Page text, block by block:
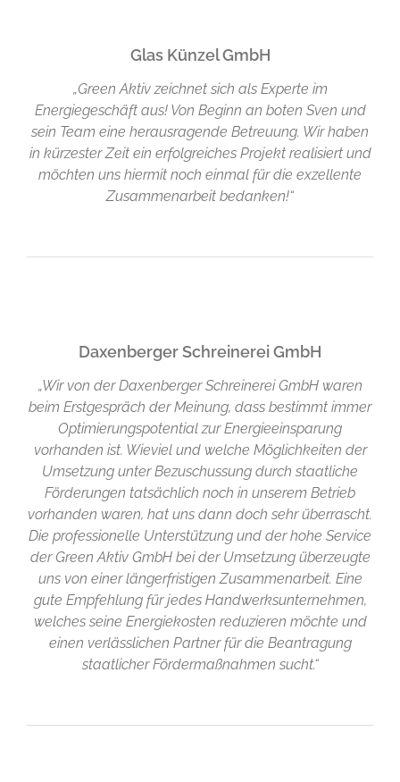
Glas Künzel GmbH
„Green Aktiv zeichnet sich als Experte im
Energiegeschäft aus! Von Beginn an boten Sven und
sein Team eine herausragende Betreuung. Wir haben
in kürzester Zeit ein erfolgreiches Projekt realisiert und
möchten uns hiermit noch einmal für die exzellente
Zusammenarbeit bedanken!“
Daxenberger Schreinerei GmbH
„Wir von der Daxenberger Schreinerei GmbH waren
beim Erstgespräch der Meinung, dass bestimmt immer
Optimierungspotential zur Energieeinsparung
vorhanden ist. Wieviel und welche Möglichkeiten der
Umsetzung unter Bezuschussung durch staatliche
Förderungen tatsächlich noch in unserem Betrieb
vorhanden waren, hat uns dann doch sehr überrascht.
Die professionelle Unterstützung und der hohe Service
der Green Aktiv GmbH bei der Umsetzung überzeugte
uns von einer längerfristigen Zusammenarbeit. Eine
gute Empfehlung für jedes Handwerksunternehmen,
welches seine Energiekosten reduzieren möchte und
einen verlässlichen Partner für die Beantragung
staatlicher Fördermaßnahmen sucht.“